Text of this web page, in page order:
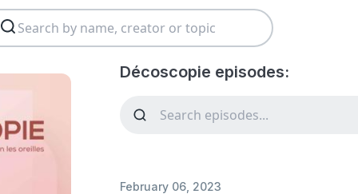
Décoscopie episodes:
February 06, 2023